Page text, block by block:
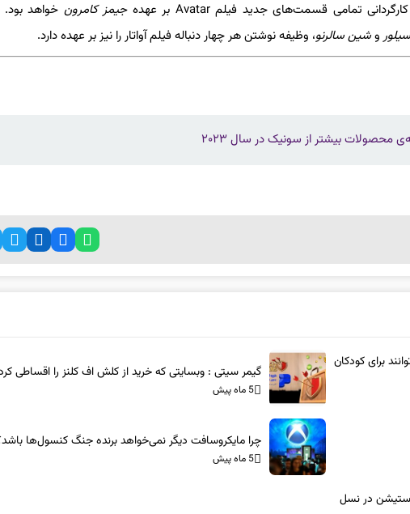
جیمز کامرون خواهد بود.
وشین سالرنو، وظیفه نوشتن هر چهار دنباله فیلم آواتار را نیز بر عهده دارد.
برای کودکان
گیمر سیتی : وبسایتی که خرید از کلش اف کلنز را اقساطی
5 ماه پیش
چرا مایکروسافت دیگر نمی‌خواهد برنده جنگ کنسول‌ها
5 ماه پیش
در نسل